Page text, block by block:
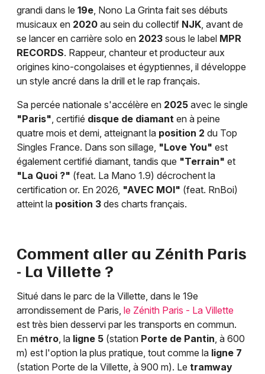
grandi dans le 19e, Nono La Grinta fait ses débuts
musicaux en 2020 au sein du collectif NJK, avant de
se lancer en carrière solo en 2023 sous le label MPR
RECORDS. Rappeur, chanteur et producteur aux
origines kino-congolaises et égyptiennes, il développe
un style ancré dans la drill et le rap français.
Sa percée nationale s'accélère en 2025 avec le single
"Paris", certifié disque de diamant en à peine
quatre mois et demi, atteignant la position 2 du Top
Singles France. Dans son sillage, "Love You" est
également certifié diamant, tandis que "Terrain" et
"La Quoi ?" (feat. La Mano 1.9) décrochent la
certification or. En 2026, "AVEC MOI" (feat. RnBoi)
atteint la position 3 des charts français.
Comment aller au Zénith Paris
- La Villette ?
Situé dans le parc de la Villette, dans le 19e
arrondissement de Paris, le Zénith Paris - La Villette
est très bien desservi par les transports en commun.
En métro, la ligne 5 (station Porte de Pantin, à 600
m) est l'option la plus pratique, tout comme la ligne 7
(station Porte de la Villette, à 900 m). Le tramway